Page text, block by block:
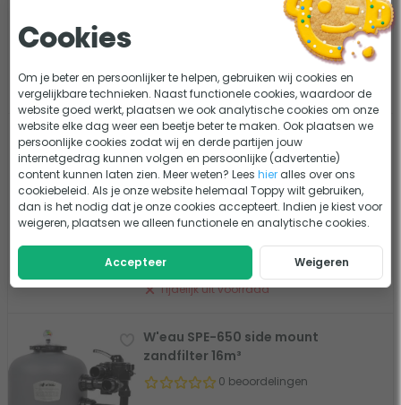
Fijne filtratie: 25-30 micron
Zwembaden tot maximaal 48m³
Tijdelijk uit voorraad
W'eau TPP-350 polyester versterkt
top mount zandfilter 4,5m³
0 beoordelingen
Model: Top Mount
Fijne filtratie: 25-30 micron
Zwembaden tot maximaal 16m³
Tijdelijk uit voorraad
169,-
W'eau SPE-650 side mount
zandfilter 16m³
0 beoordelingen
Cookies
Om je beter en persoonlijker te helpen, gebruiken wij cookies en
vergelijkbare technieken. Naast functionele cookies, waardoor de
website goed werkt, plaatsen we ook analytische cookies om onze
website elke dag weer een beetje beter te maken. Ook plaatsen we
persoonlijke cookies zodat wij en derde partijen jouw
internetgedrag kunnen volgen en persoonlijke (advertentie)
content kunnen laten zien. Meer weten? Leeshier alles over ons
cookiebeleid. Als je onze website helemaal Toppy wilt gebruiken,
dan is het nodig dat je onze cookies accepteert. Indien je kiest voor
weigeren, plaatsen we alleen functionele en analytische cookies.
Accepteer Weigeren